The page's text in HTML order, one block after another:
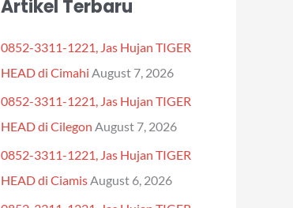
c
f
o
r
:
Artikel Terbaru
0852-3311-1221, Jas Hujan TIGER
HEAD di Cimahi August 7, 2026
0852-3311-1221, Jas Hujan TIGER
HEAD di Cilegon August 7, 2026
0852-3311-1221, Jas Hujan TIGER
HEAD di CiamisAugust 6, 2026